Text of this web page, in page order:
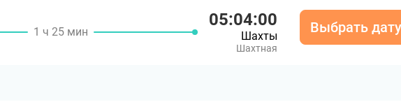
1 ч 25 мин
05:04:00
Шахты
Шахтная
Выбрать дату